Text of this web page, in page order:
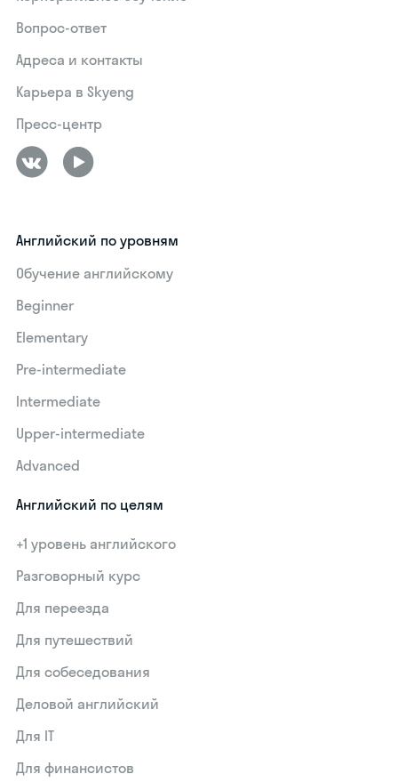
Вопрос-ответ
Адреса и контакты
Карьера в Skyeng
Пресс-центр
Английский по уровням
Обучение английскому
Beginner
Elementary
Pre-intermediate
Intermediate
Upper-intermediate
Advanced
Английский по целям
+1 уровень английского
Разговорный курс
Для переезда
Для путешествий
Для собеседования
Деловой английский
Для IT
Для финансистов